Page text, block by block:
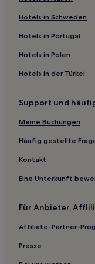
Aparthotels in
Aparthotels in Al
Hotels mit
Hotels mit
Familien in Dubai
Business in Dubai
Hotels mit
Business in Dubai
Luxus in Dubai
Hotels mit Pool in
Hotels mit
Luxus in Trade
Hotels in Schweden
Hotels in Portugal
Hotels in Polen
Hotels in der Türkei
Support und
Meine Buchungen
Häufig gestellte
Kontakt
Eine Unterkunft
Für Anbieter,
Affiliate-Partner-
Presse